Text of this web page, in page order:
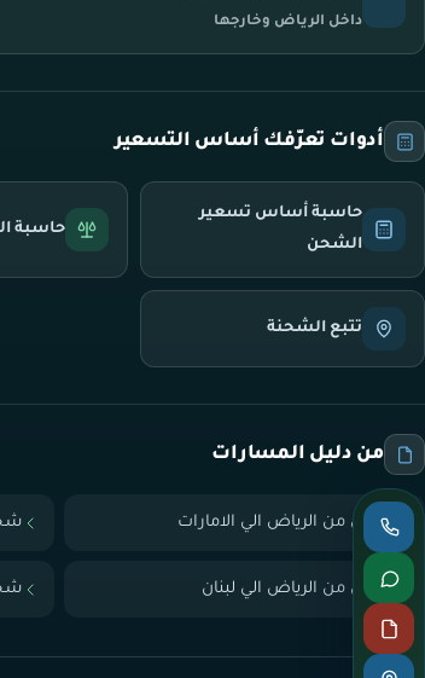
داخل الرياض وخارجها
أدوات تعرّفك أساس التسعير
حاسبة أساس تسعير
الشحن
حاسبة
تتبع الشحنة
من دليل المسارات
شحن من الرياض الي الامارات
شحن من الرياض الي لبنان